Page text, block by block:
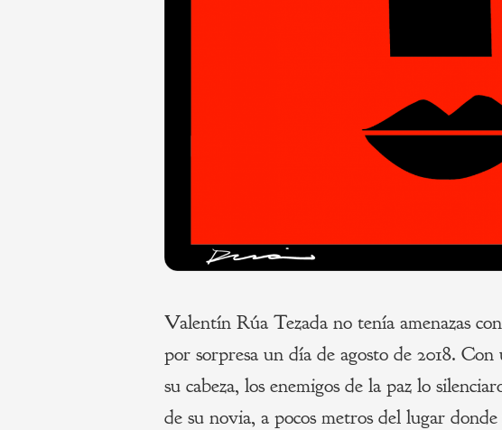
Valentín Rúa Tezada no tenía amenazas
por sorpresa un día de agosto de 2018.
su cabeza, los enemigos de la paz lo
de su novia, a pocos metros del lugar